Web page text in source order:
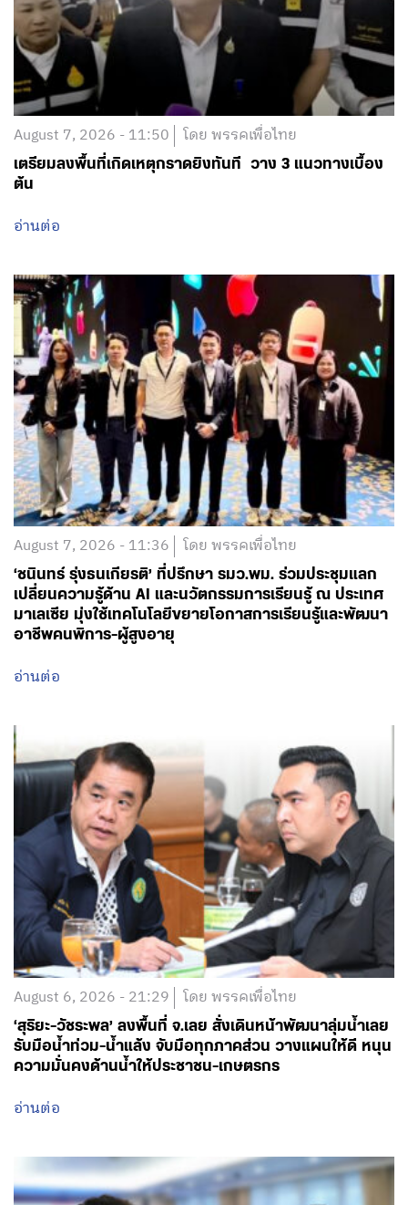
August 7, 2026 - 11:50 โดย พรรคเพื่อไทย
เตรียมลงพื้นที่เกิดเหตุกราดยิงทันที วาง 3 แนวทางเบื้อง
ต้น
อ่านต่อ
August 7, 2026 - 11:36 โดย พรรคเพื่อไทย
‘ชนินทร์ รุ่งธนเกียรติ’ ที่ปรึกษา รมว.พม. ร่วมประชุมแลก
เปลี่ยนความรู้ด้าน AI และนวัตกรรมการเรียนรู้ ณ ประเทศ
มาเลเซีย มุ่งใช้เทคโนโลยีขยายโอกาสการเรียนรู้และพัฒนา
อาชีพคนพิการ-ผู้สูงอายุ
อ่านต่อ
August 6, 2026 - 21:29 โดย พรรคเพื่อไทย
‘สุริยะ-วัชระพล’ ลงพื้นที่ จ.เลย สั่งเดินหน้าพัฒนาลุ่มน้ำเลย
รับมือน้ำท่วม-น้ำแล้ง จับมือทุกภาคส่วน วางแผนให้ดี หนุน
ความมั่นคงด้านน้ำให้ประชาชน-เกษตรกร
อ่านต่อ